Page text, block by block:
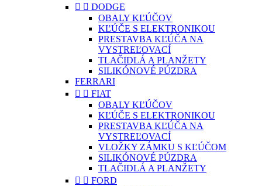
  DODGE
OBALY KĽÚČOV
KĽÚČE S ELEKTRONIKOU
PRESTAVBA KĽÚČA NA
VYSTREĽOVACÍ
TLAČIDLÁ A PLANŽETY
SILIKÓNOVÉ PÚZDRA
FERRARI
  FIAT
OBALY KĽÚČOV
KĽÚČE S ELEKTRONIKOU
PRESTAVBA KĽÚČA NA
VYSTREĽOVACÍ
VLOŽKY ZÁMKU S KĽÚČOM
SILIKÓNOVÉ PÚZDRA
TLAČIDLÁ A PLANŽETY
  FORD